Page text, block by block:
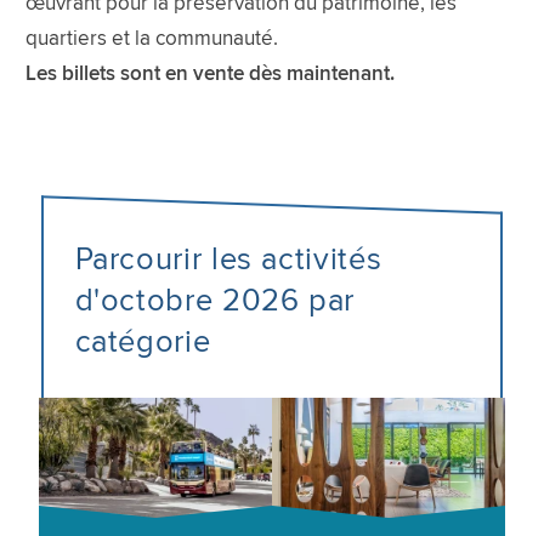
quartiers et la communauté.
Les billets sont en vente dès maintenant.
Parcourir les activités
d'octobre 2026 par
catégorie